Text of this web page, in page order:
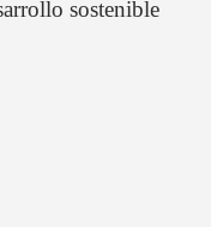
sostenible